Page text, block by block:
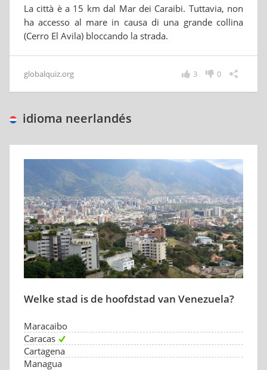
La città è a 15 km dal Mar dei Caraibi. Tuttavia, non
ha accesso al mare in causa di una grande collina
(Cerro El Avila) bloccando la strada.
globalquiz.org 0
3
idioma neerlandés
Welke stad is de hoofdstad van Venezuela?
Maracaibo
Caracas
Cartagena
Managua